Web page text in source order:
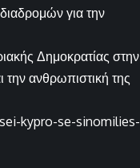
για την
Δημοκρατίας στην
την ανθρωπιστική της
kypro-se-sinomilies-